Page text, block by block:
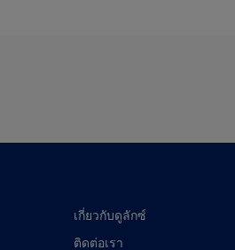
เกี่ยวกับดูลักซ์
ติดต่อเรา